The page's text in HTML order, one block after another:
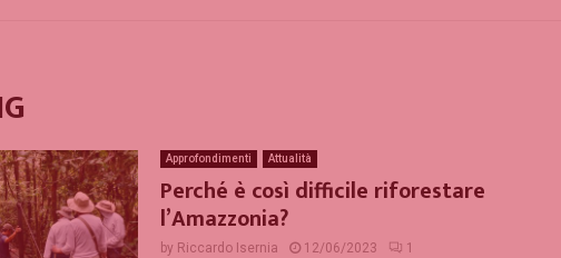
Approfondimenti Attualità
Perché è così difficile riforestare
l’Amazzonia?
by Riccardo Isernia 12/06/2023 1